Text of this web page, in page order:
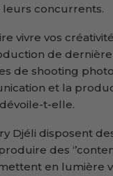
concurrents.
vivre vos
de
de shooting
et la
dévoile-t-elle.
Djéli disposent
des
en lumière